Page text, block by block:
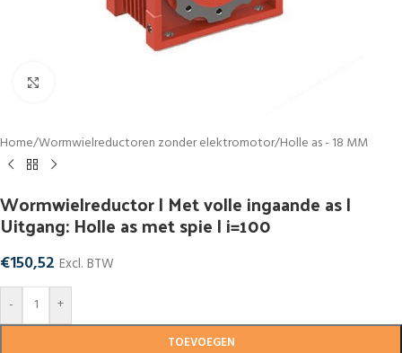
Home/Wormwielreductoren zonder elektromotor/Holle as - 18 MM
Wormwielreductor | Met volle ingaande as |
Uitgang: Holle as met spie | i=100
€150,52 Excl. BTW
-
+
TOEVOEGEN